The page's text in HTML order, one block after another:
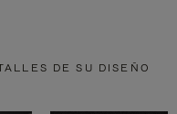
DE SU DISEÑO